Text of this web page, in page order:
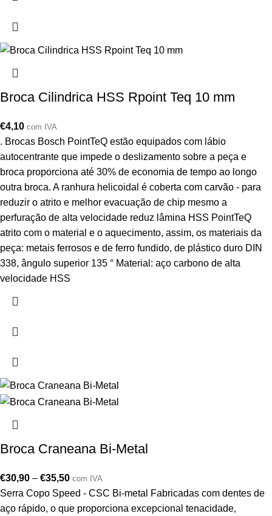
Broca Cilindrica HSS Rpoint Teq 10 mm
€4,10 com IVA
. Brocas Bosch PointTeQ estão equipados com lábio
autocentrante que impede o deslizamento sobre a peça e
broca proporciona até 30% de economia de tempo ao longo
outra broca. A ranhura helicoidal é coberta com carvão - para
reduzir o atrito e melhor evacuação de chip mesmo a
perfuração de alta velocidade reduz lâmina HSS PointTeQ
atrito com o material e o aquecimento, assim, os materiais da
peça: metais ferrosos e de ferro fundido, de plástico duro DIN
338, ângulo superior 135 ° Material: aço carbono de alta
velocidade HSS
Broca Craneana Bi-Metal
€30,90 – €35,50 com IVA
Serra Copo Speed - CSC Bi-metal Fabricadas com dentes de
aço rápido, o que proporciona excepcional tenacidade,